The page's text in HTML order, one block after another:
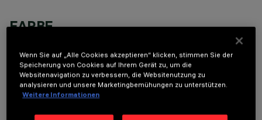
FARBE
OPTIONALE KOMPONENTEN
Wenn Sie auf „Alle Cookies akzeptieren“ klicken, stimmen Sie der
Speicherung von Cookies auf Ihrem Gerät zu, um die
Websitenavigation zu verbessern, die Websitenutzung zu
analysieren und unsere Marketingbemühungen zu unterstützen.
Weitere Informationen